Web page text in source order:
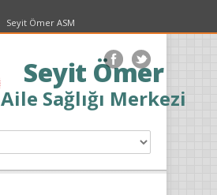
Seyit Ömer ASM
Seyit Ömer
Aile Sağlığı Merkezi